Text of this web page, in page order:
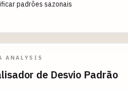
padrões sazonais
ANALYSIS
de Desvio Padrão